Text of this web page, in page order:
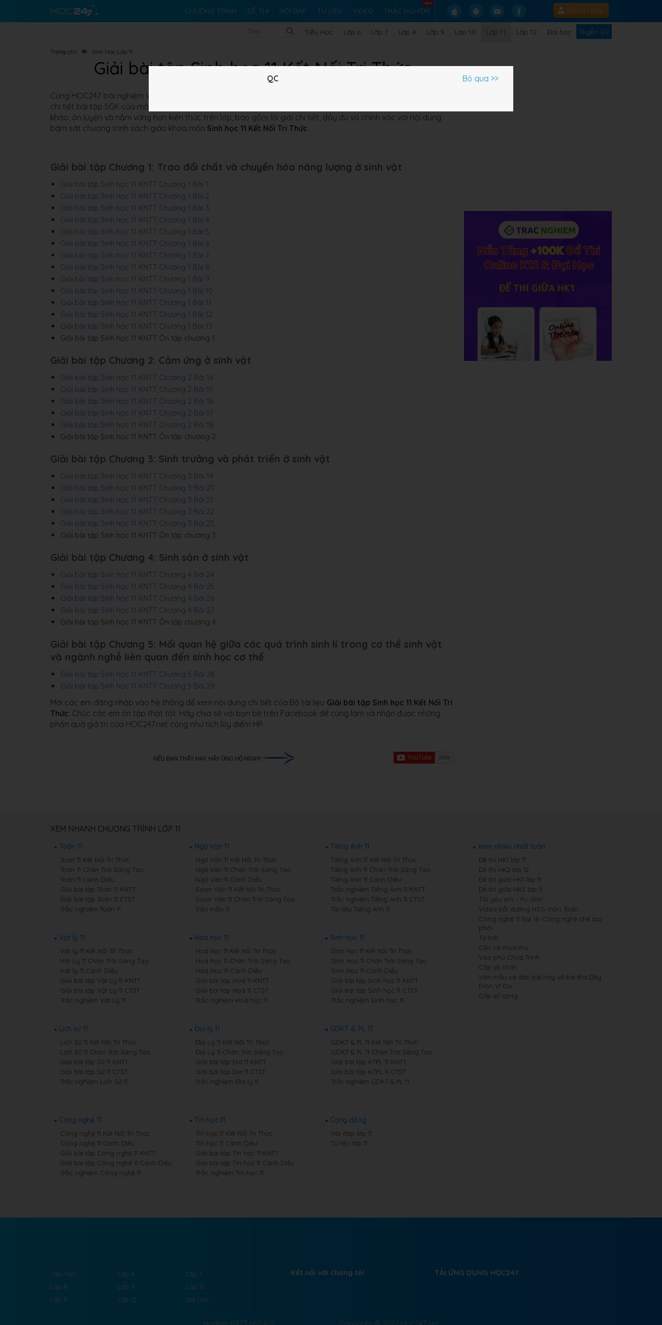
CHƯƠNG TRÌNH ĐỀ THI HỎI ĐÁP TƯ LIỆU VIDEO TRẮC NGHIỆM Đăng nhập
Tiểu Học Lớp 6 Lớp 7 Lớp 8 Lớp 9 Lớp 10 Lớp 11 Lớp 12 Đại học Tuyển GV
Trang chủ Sinh Học Lớp 11
Giải bài tập Sinh học 11 Kết Nối Tri Thức
Cùng HOC247 trải nghiệm với Bộ tài liệu
chi tiết bài tập SGK của môn Sinh học 11 Kết Nối Tri Thức, nhằm cung cấp một nguồn tài liệu để các em tham
khảo, ôn luyện và nắm vững hơn kiến thức trên lớp, bao gồm lời giải chi tiết, đầy đủ và chính xác với nội dung
bám sát chương trình sách giáo khoa môn Sinh học 11 Kết Nối Tri Thức.
Giải bài tập Chương 1: Trao đổi chất và chuyển hóa năng lượng ở sinh vật
Giải bài tập Sinh học 11 KNTT Chương 1 Bài 1
Giải bài tập Sinh học 11 KNTT Chương 1 Bài 2
Giải bài tập Sinh học 11 KNTT Chương 1 Bài 3
Giải bài tập Sinh học 11 KNTT Chương 1 Bài 4
Giải bài tập Sinh học 11 KNTT Chương 1 Bài 5
Giải bài tập Sinh học 11 KNTT Chương 1 Bài 6
Giải bài tập Sinh học 11 KNTT Chương 1 Bài 7
Giải bài tập Sinh học 11 KNTT Chương 1 Bài 8
Giải bài tập Sinh học 11 KNTT Chương 1 Bài 9
Giải bài tập Sinh học 11 KNTT Chương 1 Bài 10
Giải bài tập Sinh học 11 KNTT Chương 1 Bài 11
Giải bài tập Sinh học 11 KNTT Chương 1 Bài 12
Giải bài tập Sinh học 11 KNTT Chương 1 Bài 13
Giải bài tập Sinh học 11 KNTT Ôn tập chương 1
Giải bài tập Chương 2: Cảm ứng ở sinh vật
Giải bài tập Sinh học 11 KNTT Chương 2 Bài 14
Giải bài tập Sinh học 11 KNTT Chương 2 Bài 15
Giải bài tập Sinh học 11 KNTT Chương 2 Bài 16
Giải bài tập Sinh học 11 KNTT Chương 2 Bài 17
Giải bài tập Sinh học 11 KNTT Chương 2 Bài 18
Giải bài tập Sinh học 11 KNTT Ôn tập chương 2
Giải bài tập Chương 3: Sinh trưởng và phát triển ở sinh vật
Giải bài tập Sinh học 11 KNTT Chương 3 Bài 19
Giải bài tập Sinh học 11 KNTT Chương 3 Bài 20
Giải bài tập Sinh học 11 KNTT Chương 3 Bài 21
Giải bài tập Sinh học 11 KNTT Chương 3 Bài 22
Giải bài tập Sinh học 11 KNTT Chương 3 Bài 23
Giải bài tập Sinh học 11 KNTT Ôn tập chương 3
Giải bài tập Chương 4: Sinh sản ở sinh vật
Giải bài tập Sinh học 11 KNTT Chương 4 Bài 24
Giải bài tập Sinh học 11 KNTT Chương 4 Bài 25
Giải bài tập Sinh học 11 KNTT Chương 4 Bài 26
Giải bài tập Sinh học 11 KNTT Chương 4 Bài 27
Giải bài tập Sinh học 11 KNTT Ôn tập chương 4
Giải bài tập Chương 5: Mối quan hệ giữa các quá trình sinh lí trong cơ thể sinh vật
và ngành nghề liên quan đến sinh học cơ thể
Giải bài tập Sinh học 11 KNTT Chương 5 Bài 28
Giải bài tập Sinh học 11 KNTT Chương 5 Bài 29
Mời các em đăng nhập vào hệ thống để xem nội dung chi tiết của Bộ tài liệu Giải bài tập Sinh học 11 Kết Nối Tri
Thức. Chúc các em ôn tập thật tốt. Hãy chia sẽ với bạn bè trên Facebook để cùng làm và nhận được những
phần quà giá trị của HOC247.net cũng như tích lũy điểm HP.
XEM NHANH CHƯƠNG TRÌNH LỚP 11
Toán 11
Toán 11 Kết Nối Tri Thức
Toán 11 Chân Trời Sáng Tạo
Toán 11 Cánh Diều
Giải bài tập Toán 11 KNTT
Giải bài tập Toán 11 CTST
Trắc nghiệm Toán 11
Ngữ văn 11
Ngữ Văn 11 Kết Nối Tri Thức
Ngữ Văn 11 Chân Trời Sáng Tạo
Ngữ Văn 11 Cánh Diều
Soạn Văn 11 Kết Nối Tri Thức
Soạn Văn 11 Chân Trời Sáng Tạo
Văn mẫu 11
Tiếng Anh 11
Tiếng Anh 11 Kết Nối Tri Thức
Tiếng Anh 11 Chân Trời Sáng Tạo
Tiếng Anh 11 Cánh Diều
Trắc nghiệm Tiếng Anh 11 KNTT
Trắc nghiệm Tiếng Anh 11 CTST
Tài liệu Tiếng Anh 11
Vật lý 11
Vật lý 11 Kết Nối Tri Thức
Vật Lý 11 Chân Trời Sáng Tạo
Vật lý 11 Cánh Diều
Giải bài tập Vật Lý 11 KNTT
Giải bài tập Vật Lý 11 CTST
Trắc nghiệm Vật Lý 11
Hoá học 11
Hoá học 11 Kết Nối Tri Thức
Hoá học 11 Chân Trời Sáng Tạo
Hoá Học 11 Cánh Diều
Giải bài tập Hoá 11 KNTT
Giải bài tập Hoá 11 CTST
Trắc nghiệm Hoá học 11
Sinh học 11
Sinh học 11 Kết Nối Tri Thức
Sinh Học 11 Chân Trời Sáng Tạo
Sinh Học 11 Cánh Diều
Giải bài tập Sinh học 11 KNTT
Giải bài tập Sinh học 11 CTST
Trắc nghiệm Sinh học 11
Lịch sử 11
Lịch Sử 11 Kết Nối Tri Thức
Lịch Sử 11 Chân Trời Sáng Tạo
Giải bài tập Sử 11 KNTT
Giải bài tập Sử 11 CTST
Trắc nghiệm Lịch Sử 11
Địa lý 11
Địa Lý 11 Kết Nối Tri Thức
Địa Lý 11 Chân Trời Sáng Tạo
Giải bài tập Địa 11 KNTT
Giải bài tập Địa 11 CTST
Trắc nghiệm Địa lý 11
GDKT & PL 11
GDKT & PL 11 Kết Nối Tri Thức
GDKT & PL 11 Chân Trời Sáng Tạo
Giải bài tập KTPL 11 KNTT
Giải bài tập KTPL 11 CTST
Trắc nghiệm GDKT & PL 11
Công nghệ 11
Công nghệ 11 Kết Nối Tri Thức
Công nghệ 11 Cánh Diều
Giải bài tập Công nghệ 11 KNTT
Giải bài tập Công nghệ 11 Cánh Diều
Trắc nghiệm Công nghệ 11
Tin học 11
Tin học 11 Kết Nối Tri Thức
Tin học 11 Cánh Diều
Giải bài tập Tin học 11 KNTT
Giải bài tập Tin học 11 Cánh Diều
Trắc nghiệm Tin học 11
Cộng đồng
Hỏi đáp lớp 11
Tư liệu lớp 11
Xem nhiều nhất tuần
Đề thi HK1 lớp 11
Đề thi HK2 lớp 12
Đề thi giữa HK1 lớp 11
Đề thi giữa HK2 lớp 11
Tôi yêu em - Pu-Skin
Video bồi dưỡng HSG môn Toán
Công nghệ 11 Bài 16: Công nghệ chế tạo
phôi
Tự tình
Câu cá mùa thu
Vào phủ Chúa Trịnh
Cấp số nhân
Văn mẫu và dàn bài hay về bài thơ Đây
thôn Vĩ Dạ
Cấp số cộng
Tiểu Học Lớp 6
Lớp 7
Lớp 8
Lớp 9
Lớp 10
Lớp 11
Lớp 12 Đại học
Kết nối với chúng tôi TẢI ỨNG DỤNG HỌC247
QC Bỏ qua >>